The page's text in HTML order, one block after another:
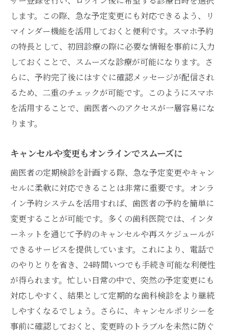
します。この際、急な予定変更にも対応できるよう、リ
マインダー機能を活用しておくと便利です。スマホ予約
の特長として、初回診療の際に必要な情報を事前に入力
しておくことで、スムーズな診療が可能になります。さ
らに、予約完了後にはすぐに確認メッセージが配信され
るため、二重のチェックが可能です。このようにスマホ
を活用することで、歯医者へのアクセスが一層容易にな
ります。
キャンセルや変更もオンラインでスムーズに
歯医者の定期検診を計画する際、急な予定変更やキャン
セルに柔軟に対応できることは非常に重要です。オンラ
イン予約システムを活用すれば、歯医者の予約を簡単に
変更することが可能です。多くの歯科医院では、インタ
ーネットを通じて予約のキャンセルや再スケジュールが
できるサービスを提供しています。これにより、電話で
のやりとりを省き、24時間いつでも手続き可能な利便性
が得られます。忙しい日常の中で、突然の予定変更にも
対応しやすく、結果として定期的な歯科検診をより継続
しやすくなるでしょう。さらに、キャンセルポリシーを
事前に確認しておくと、変更時のトラブルを未然に防ぐ